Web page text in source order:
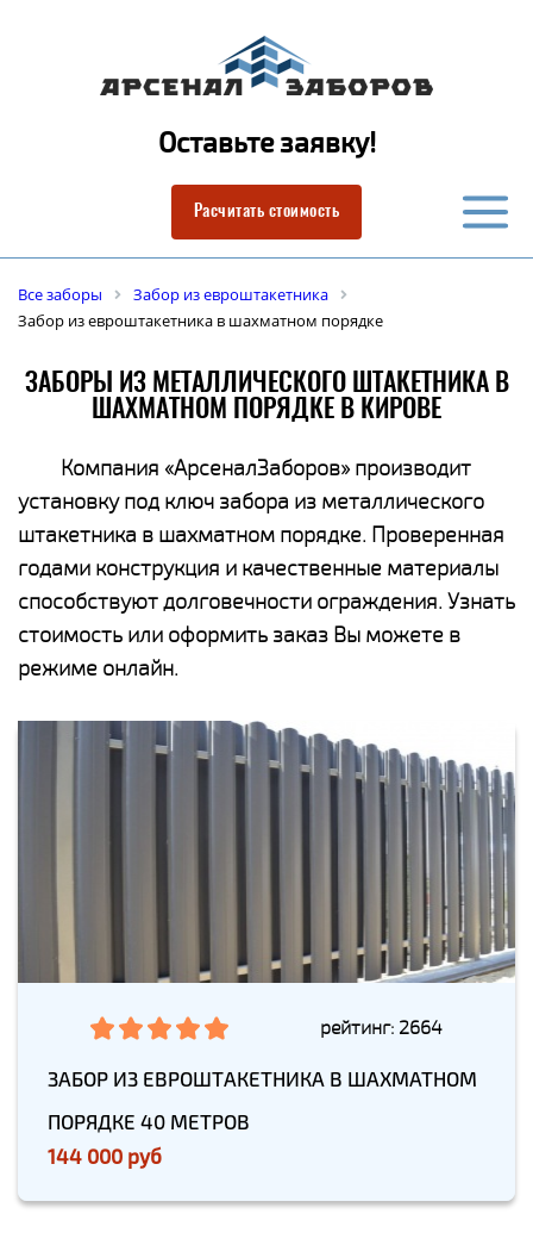
Оставьте заявку!
Расчитать стоимость
Все заборы
Забор из евроштакетника
Забор из евроштакетника в шахматном порядке
ЗАБОРЫ ИЗ МЕТАЛЛИЧЕСКОГО ШТАКЕТНИКА В
ШАХМАТНОМ ПОРЯДКЕ В КИРОВЕ
Компания «АрсеналЗаборов» производит
установку под ключ забора из металлического
штакетника в шахматном порядке. Проверенная
годами конструкция и качественные материалы
способствуют долговечности ограждения. Узнать
стоимость или оформить заказ Вы можете в
режиме онлайн.
рейтинг: 2664
ЗАБОР ИЗ ЕВРОШТАКЕТНИКА В ШАХМАТНОМ
ПОРЯДКЕ 40 МЕТРОВ
144 000 руб